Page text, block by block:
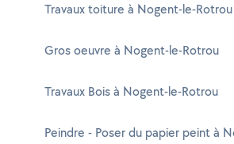
Travaux toiture à Nogent-le-Rotrou
Gros oeuvre à Nogent-le-Rotrou
Travaux Bois à Nogent-le-Rotrou
Peindre - Poser du papier peint à